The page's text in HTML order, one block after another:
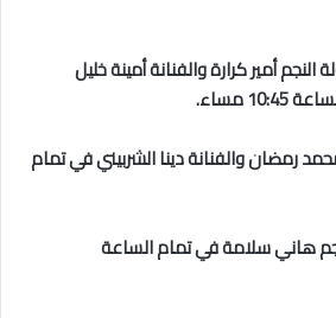
أمير كرارة والفنانة أمينة خليل
مساء.
رمضان والفنانة دينا الشربيني في تمام
هاني سلامة في تمام الساعة